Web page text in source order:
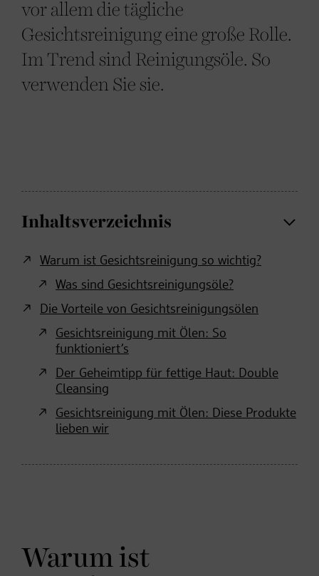
vor allem die tägliche
Gesichtsreinigung eine große Rolle.
Im Trend sind Reinigungsöle. So
verwenden Sie sie.
Inhaltsverzeichnis
Warum ist Gesichtsreinigung so wichtig?
Was sind Gesichtsreinigungsöle?
Die Vorteile von Gesichtsreinigungsölen
Gesichtsreinigung mit Ölen: So
funktioniert’s
Der Geheimtipp für fettige Haut: Double
Cleansing
Gesichtsreinigung mit Ölen: Diese Produkte
lieben wir
Warum ist